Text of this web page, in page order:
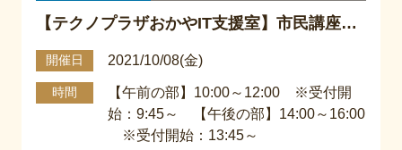
【テクノプラザおかやIT支援室】市民講座
『塗り替えセミナー』
開催日 2021/10/08(金)
時間
【午前の部】10:00～12:00 ※受付開
始：9:45～ 【午後の部】14:00～16:00
※受付開始：13:45～